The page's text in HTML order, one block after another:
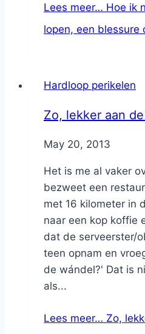
Lees meer… Hoe ik
lopen, een blessure
Hardloop perikelen
Zo, lekker aan
ByNicole
May 20, 2013
Het is me al vaker
bezweet een
met 16 kilometer in
naar een kop koffie
dat de serveerster/
teen opnam en
de wándel?' Dat is
als...
Lees meer… Zo,